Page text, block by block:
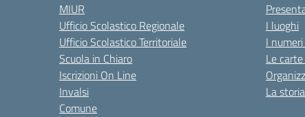
MIUR
Ufficio Scolastico Regionale
Ufficio Scolastico Territoriale
Scuola in Chiaro
Iscrizioni On Line
Invalsi
Comune
I luoghi
I
Le
La storia